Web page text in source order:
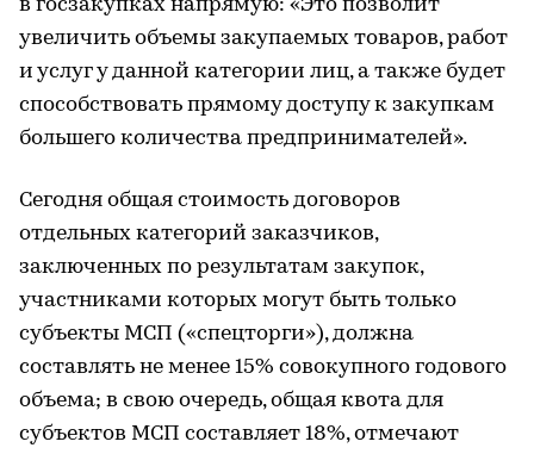
в госзакупках напрямую: «Это позволит
увеличить объемы закупаемых товаров, работ
и услуг у данной категории лиц, а также будет
способствовать прямому доступу к закупкам
большего количества предпринимателей».
Сегодня общая стоимость договоров
отдельных категорий заказчиков,
заключенных по результатам закупок,
участниками которых могут быть только
субъекты МСП («спецторги»), должна
составлять не менее 15% совокупного годового
объема; в свою очередь, общая квота для
субъектов МСП составляет 18%, отмечают